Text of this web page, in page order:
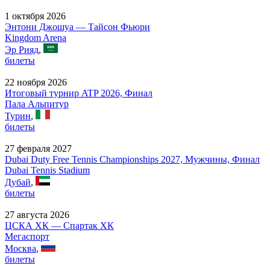
1 октября 2026
Энтони Джошуа — Тайсон Фьюри
Kingdom Arena
Эр Рияд,
билеты
22 ноября 2026
Итоговый турнир ATP 2026, Финал
Пала Альпитур
Турин,
билеты
27 февраля 2027
Dubai Duty Free Tennis Championships 2027, Мужчины, Финал
Dubai Tennis Stadium
Дубай,
билеты
27 августа 2026
ЦСКА ХК — Спартак ХК
Мегаспорт
Москва,
билеты